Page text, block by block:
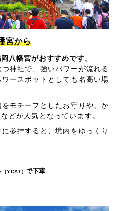
宮から
八幡宮がおすすめです。
神社で、強いパワーが流れる
ースポットとしても名高い場
モチーフとしたお守りや、か
どが人気となっています。
参拝すると、境内をゆっくり
（YCAT）で下車